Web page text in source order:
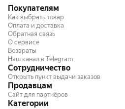
Покупателям
Как выбрать товар
Оплата и доставка
Обратная связь
О сервисе
Возвраты
Наш канал в Telegram
Сотрудничество
Открыть пункт выдачи заказов
Продавцам
Сайт для партнёров
Категории